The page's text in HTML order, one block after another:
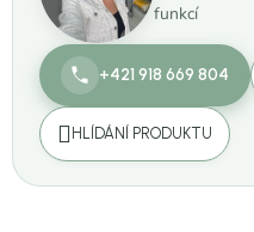
funkcí
+421 918 669 804
HLÍDÁNÍ PRODUKTU